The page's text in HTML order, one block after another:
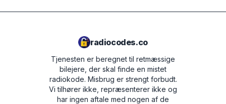
radiocodes.co
Tjenesten er beregnet til retmæssige
bilejere, der skal finde en mistet
radiokode. Misbrug er strengt forbudt.
Vi tilhører ikke, repræsenterer ikke og
har ingen aftale med nogen af de